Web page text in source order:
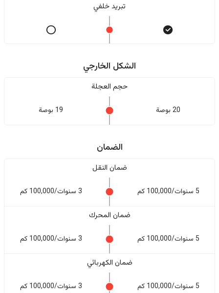
تبريد خلفي
الشكل الخارجي
حجم العجلة
20 بوصة 19 بوصة
الضمان
ضمان النقل
5 سنوات/100,000 كم 3 سنوات/100,000 كم
ضمان المحرك
5 سنوات/100,000 كم 3 سنوات/100,000 كم
ضمان الكهربائي
5 سنوات/100,000 كم 3 سنوات/100,000 كم